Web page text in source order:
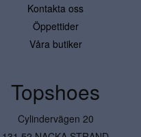
Kontakta oss
Öppettider
Våra butiker
Topshoes
Cylindervägen 20